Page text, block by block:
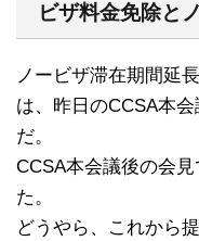
ビザ料金免除と
ノービザ滞在期間延
は、昨日のCCSA本
だ。
CCSA本会議後の会
た。
どうやら、これから